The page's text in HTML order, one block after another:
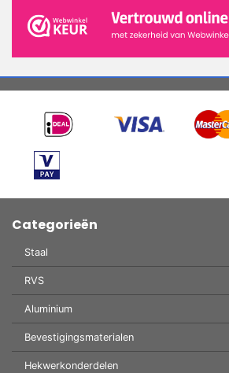
Categorieën
Staal
RVS
Aluminium
Bevestigingsmaterialen
Hekwerkonderdelen